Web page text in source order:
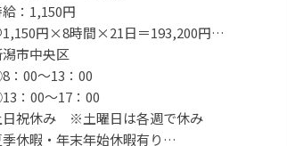
：1,150円
1,150円×8時間×21日＝193,200円
途 残業代、交通費支給いたします。
潟市中央区
：00～13：00
：00～17：00
日祝休み ※土曜日は各週で休み
季休暇・年末年始休暇有り